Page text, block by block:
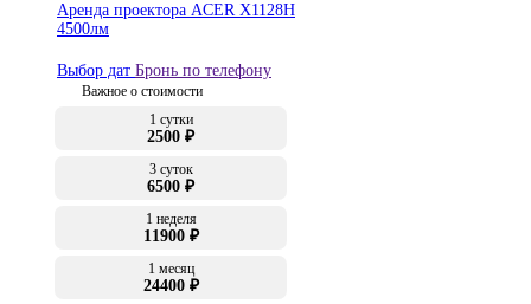
Аренда проектора ACER X1128H
4500лм
Выбор дат Бронь по телефону
Важное о стоимости
1 сутки
2500 ₽
3 суток
6500 ₽
1 неделя
11900 ₽
1 месяц
24400 ₽